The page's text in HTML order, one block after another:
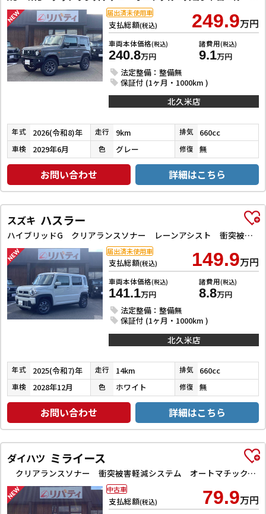
支払総額(税込) 249.9万円
車両本体価格(税込)
240.8万円
諸費用(税込)
9.1万円
法定整備：整備無
保証付 (1ヶ月・1000km )
届出済未使用車
北久米店
年式 2026(令和8)年 走行 9km 排気 660cc
車検 2029年6月 色 グレー 修復 無
お問い合わせ 詳細はこちら
スズキ ハスラー
ハイブリッドG クリアランスソナー レーンアシスト 衝突被害軽減システム オートライト スマートキー アイドリングストップ 電動格納ミラー シートヒーター CVT ESC エアコン パワーウィンドウ
支払総額(税込) 149.9万円
車両本体価格(税込)
141.1万円
諸費用(税込)
8.8万円
法定整備：整備無
保証付 (1ヶ月・1000km )
届出済未使用車
北久米店
年式 2025(令和7)年 走行 14km 排気 660cc
車検 2028年12月 色 ホワイト 修復 無
お問い合わせ 詳細はこちら
ダイハツ ミライース
クリアランスソナー 衝突被害軽減システム オートマチックハイビーム オートライト アイドリングストップ CVT ESC CD ミュージックプレイヤー接続可 エアコン パワーステアリング
支払総額(税込) 79.9万円
中古車